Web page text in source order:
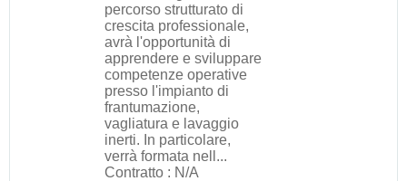
percorso strutturato di
crescita professionale,
avrà l'opportunità di
apprendere e sviluppare
competenze operative
presso l'impianto di
frantumazione,
vagliatura e lavaggio
inerti. In particolare,
verrà formata nell...
Contratto : N/A